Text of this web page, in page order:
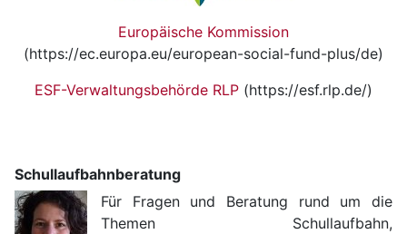
Europäische Kommission
(https://ec.europa.eu/european-social-fund-plus/de)
ESF-Verwaltungsbehörde RLP (https://esf.rlp.de/)
Schullaufbahnberatung
Für Fragen und Beratung rund um die
Themen Schullaufbahn,